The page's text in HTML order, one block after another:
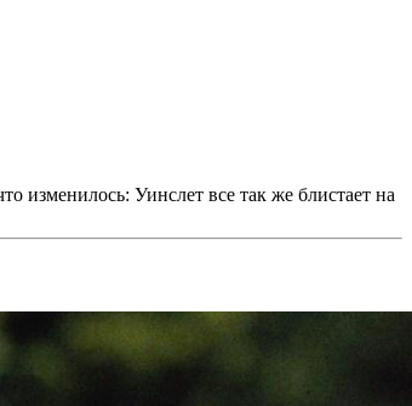
изменилось: Уинслет все так же блистает на